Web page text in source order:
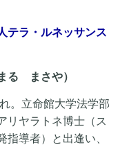
テラ・ルネッサンス
る まさや）
。立命館大学法学部
リヤラトネ博士（ス
指導者）と出逢い、